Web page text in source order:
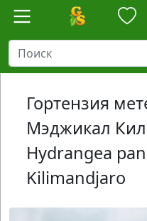
Гортензия
Мэджикал
Hydrangea
Kilimandjaro